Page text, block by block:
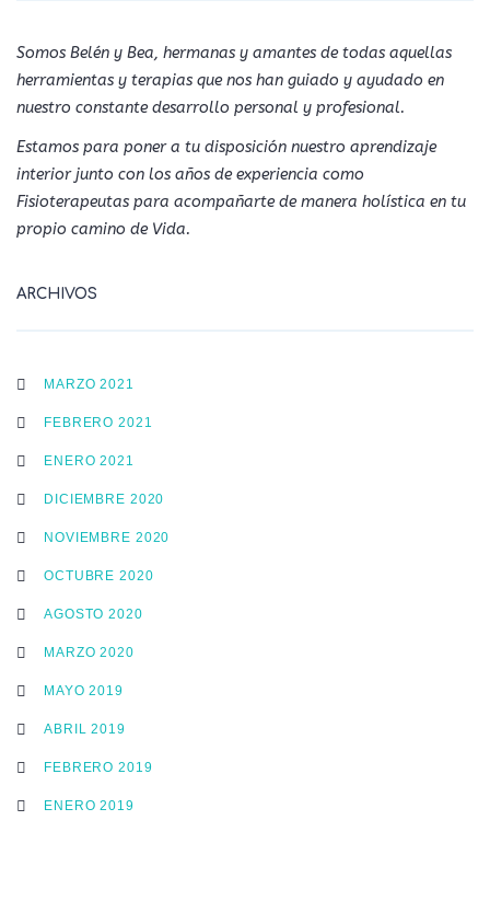
Somos Belén y Bea, hermanas y amantes de todas aquellas
herramientas y terapias que nos han guiado y ayudado en
nuestro constante desarrollo personal y profesional.
Estamos para poner a tu disposición nuestro aprendizaje
interior junto con los años de experiencia como
Fisioterapeutas para acompañarte de manera holística en tu
propio camino de Vida.
ARCHIVOS
MARZO 2021
FEBRERO 2021
ENERO 2021
DICIEMBRE 2020
NOVIEMBRE 2020
OCTUBRE 2020
AGOSTO 2020
MARZO 2020
MAYO 2019
ABRIL 2019
FEBRERO 2019
ENERO 2019